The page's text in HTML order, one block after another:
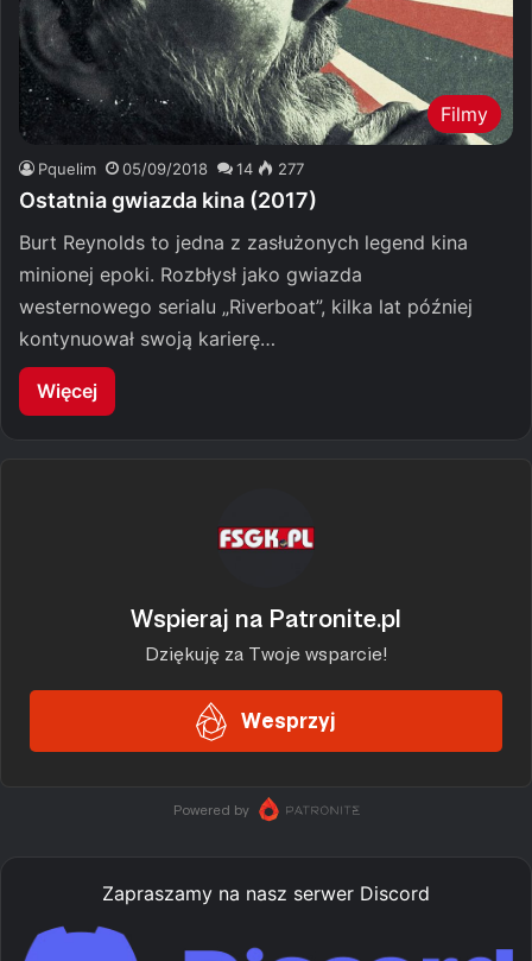
Filmy
Pquelim 05/09/2018 14 277
Ostatnia gwiazda kina (2017)
Burt Reynolds to jedna z zasłużonych legend kina
minionej epoki. Rozbłysł jako gwiazda
westernowego serialu „Riverboat”, kilka lat później
kontynuował swoją karierę…
Więcej
Zapraszamy na nasz serwer Discord